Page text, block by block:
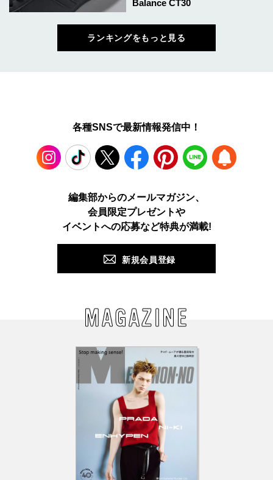
Balance CT30
ランキングをもっと見る
各種SNSで最新情報発信中！
TikTok X Facebook Pinterest LINE
編集部からのメールマガジン、
会員限定プレゼントや
イベントへの応募など特典が満載!
新規会員登録
MAGAZINE